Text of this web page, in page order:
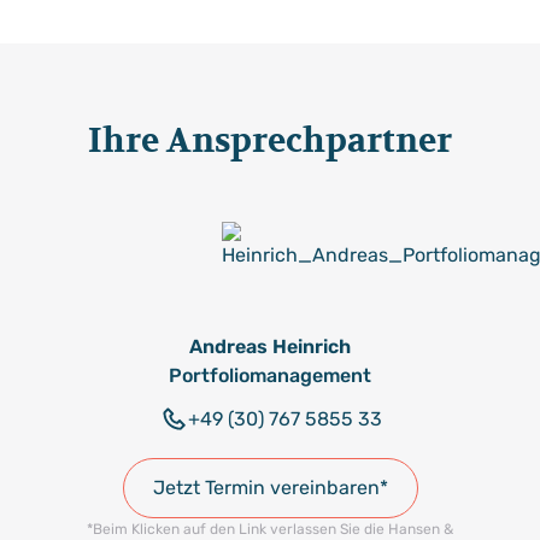
bestehen.Ihre Ansprechpartner
Andreas Heinrich
Portfoliomanagement
+49 (30) 767 5855 33
Jetzt Termin vereinbaren*
*Beim Klicken auf den Link verlassen Sie die Hansen &